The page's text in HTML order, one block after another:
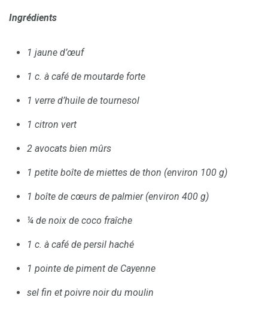
Ingrédients
1 jaune d’œuf
1 c. à café de moutarde forte
1 verre d’huile de tournesol
1 citron vert
2 avocats bien mûrs
1 petite boîte de miettes de thon (environ 100 g)
1 boîte de cœurs de palmier (environ 400 g)
¼ de noix de coco fraîche
1 c. à café de persil haché
1 pointe de piment de Cayenne
sel fin et poivre noir du moulin